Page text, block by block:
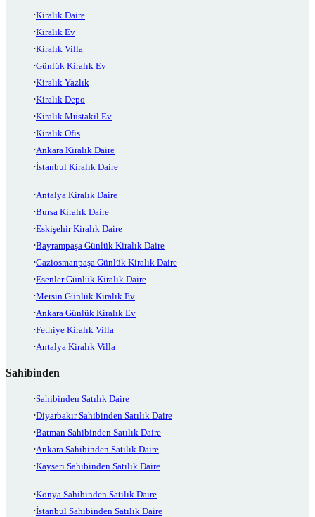
Kiralık Daire
Kiralık Ev
Kiralık Villa
Günlük Kiralık Ev
Kiralık Yazlık
Kiralık Depo
Kiralık Müstakil Ev
Kiralık Ofis
Ankara Kiralık Daire
İstanbul Kiralık Daire
Antalya Kiralık Daire
Bursa Kiralık Daire
Eskişehir Kiralık Daire
Bayrampaşa Günlük Kiralık Daire
Gaziosmanpaşa Günlük Kiralık Daire
Esenler Günlük Kiralık Daire
Mersin Günlük Kiralık Ev
Ankara Günlük Kiralık Ev
Fethiye Kiralık Villa
Antalya Kiralık Villa
Sahibinden
Sahibinden Satılık Daire
Diyarbakır Sahibinden Satılık Daire
Batman Sahibinden Satılık Daire
Ankara Sahibinden Satılık Daire
Kayseri Sahibinden Satılık Daire
Konya Sahibinden Satılık Daire
İstanbul Sahibinden Satılık Daire